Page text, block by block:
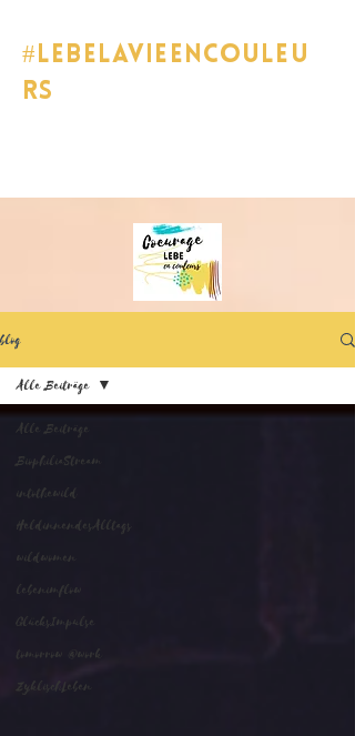
#lebelavieencouleu
rs
blog
Alle Beiträge
BiophiliaStream
intothewild
HeldinnendesAlltags
wildwomen
lebenimflow
GlücksImpulse
tomorrow @work
ZyklischLeben
Alle Beiträge